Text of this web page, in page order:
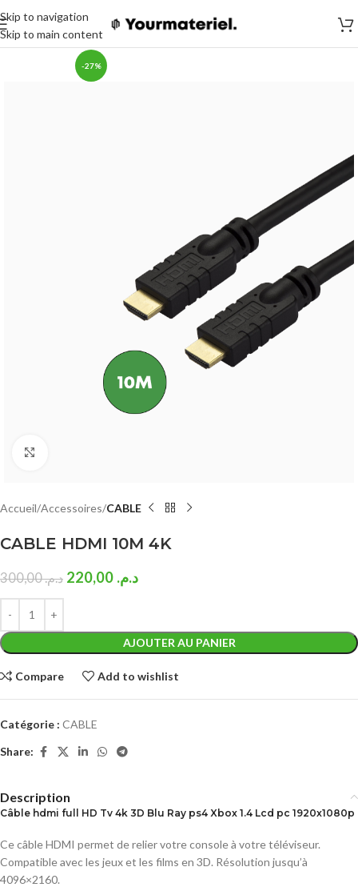
Skip to navigation
Skip to main content
-27%
Accueil Accessoires CABLE
CABLE HDMI 10M 4K
د.م.300,00 د.م.
AJOUTER AU PANIER
Compare Add to wishlist
Catégorie : CABLE
Share:
Description
Câble hdmi full HD Tv 4k 3D Blu Ray ps4 Xbox 1.4 Lcd pc 1920x1080p
Ce câble HDMI permet de relier votre console à votre téléviseur.
Compatible avec les jeux et les films en 3D. Résolution jusqu’à
4096×2160.